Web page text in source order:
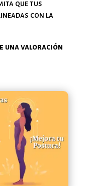
que tus
con la
una valoración